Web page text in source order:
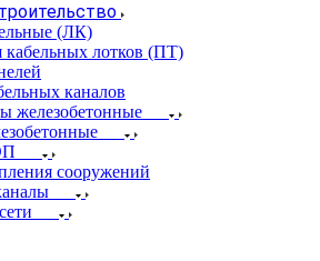
(ЛК)
лотков (ПТ)
каналов
железобетонные
сооружений